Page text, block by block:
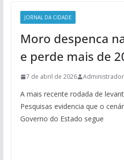
JORNAL DA CIDADE
Moro despenca
e perde mais de
7 de abril de 2026 Administrador
A mais recente rodada de
Pesquisas evidencia que o
Governo do Estado segue